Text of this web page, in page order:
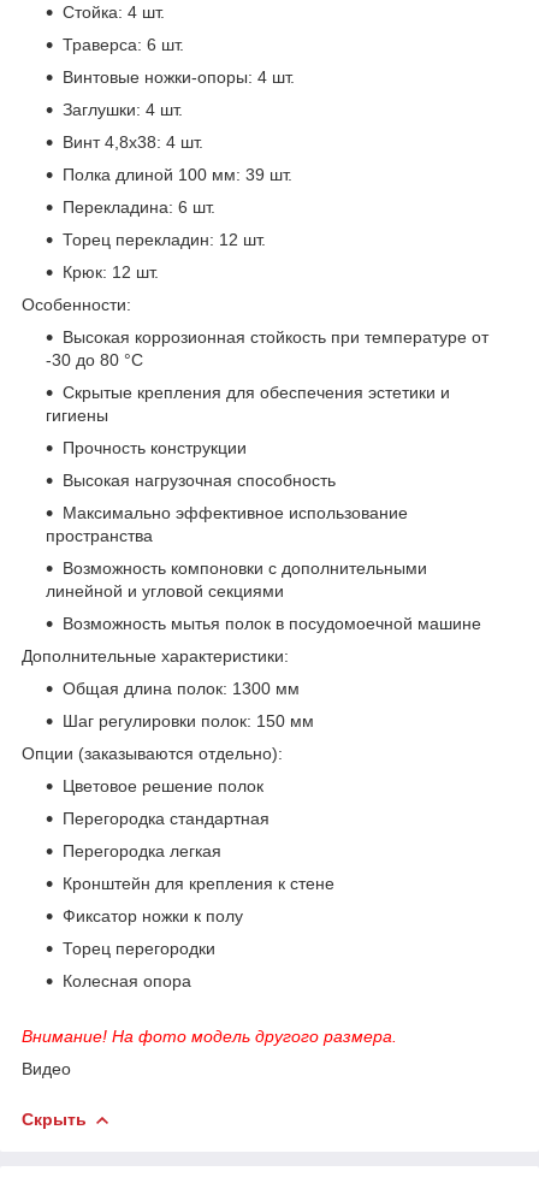
Стойка: 4 шт.
Траверса: 6 шт.
Винтовые ножки-опоры: 4 шт.
Заглушки: 4 шт.
Винт 4,8x38: 4 шт.
Полка длиной 100 мм: 39 шт.
Перекладина: 6 шт.
Торец перекладин: 12 шт.
Крюк: 12 шт.
Особенности:
Высокая коррозионная стойкость при температуре от
-30 до 80 °С
Скрытые крепления для обеспечения эстетики и
гигиены
Прочность конструкции
Высокая нагрузочная способность
Максимально эффективное использование
пространства
Возможность компоновки с дополнительными
линейной и угловой секциями
Возможность мытья полок в посудомоечной машине
Дополнительные характеристики:
Общая длина полок: 1300 мм
Шаг регулировки полок: 150 мм
Опции (заказываются отдельно):
Цветовое решение полок
Перегородка стандартная
Перегородка легкая
Кронштейн для крепления к стене
Фиксатор ножки к полу
Торец перегородки
Колесная опора
Внимание! На фото модель другого размера.
Видео
Скрыть